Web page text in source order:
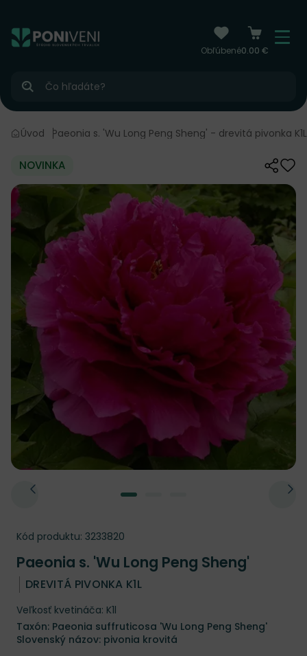
Obľúbené0.00 €
Menu
Hľadať
Úvod
trvalky Paeonia s. 'Wu Long Peng Sheng' - drevitá pivonka K1L
NOVINKA Zdieľať
Kód produktu: 3233820
Paeonia s. 'Wu Long Peng Sheng'
DREVITÁ PIVONKA K1L
Veľkosť kvetináča: K1l
Taxón: Paeonia suffruticosa 'Wu Long Peng Sheng'
Slovenský názov: pivonia krovitá